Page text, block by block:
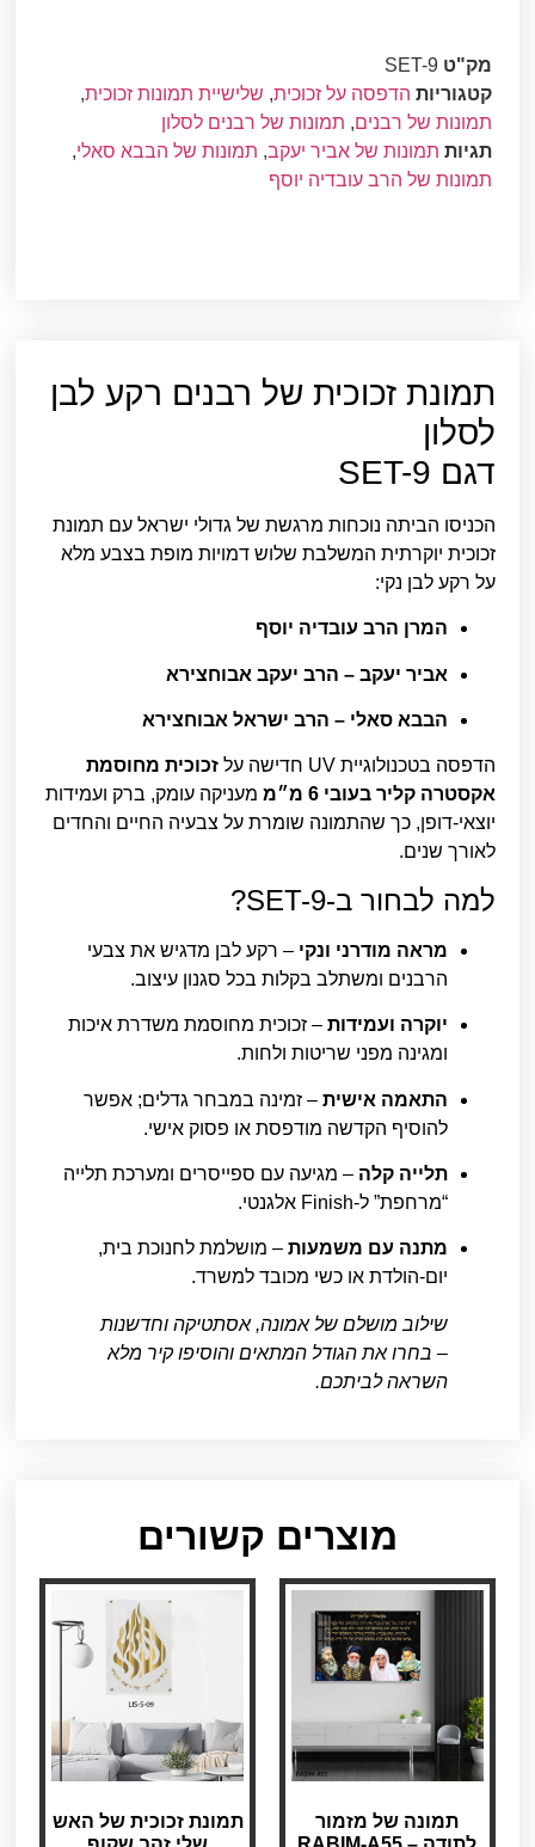
מק"טSET-9
קטגוריות הדפסה על זכוכית, שלישיית תמונות זכוכית,
תמונות של רבנים, תמונות של רבנים לסלון
תגיות תמונות של אביר יעקב, תמונות של הבבא סאלי,
תמונות של הרב עובדיה יוסף
תמונת זכוכית של רבנים רקע לבן
לסלון
דגם SET-9
הכניסו הביתה נוכחות מרגשת של גדולי ישראל עם תמונת
זכוכית יוקרתית המשלבת שלוש דמויות מופת בצבע מלא
על רקע לבן נקי:
המרן הרב עובדיה יוסף
אביר יעקב – הרב יעקב אבוחצירא
הבבא סאלי – הרב ישראל אבוחצירא
הדפסה בטכנולוגיית UV חדישה על
זכוכית מחוסמת
אקסטרה קליר בעובי 6 מ״מ
מעניקה עומק, ברק ועמידות
יוצאי-דופן, כך שהתמונה שומרת על צבעיה החיים והחדים
לאורך שנים.
למה לבחור ב-SET-9?
מראה מודרני ונקי – רקע לבן מדגיש את צבעי
הרבנים ומשתלב בקלות בכל סגנון עיצוב.
יוקרה ועמידות – זכוכית מחוסמת משדרת איכות
ומגינה מפני שריטות ולחות.
התאמה אישית – זמינה במבחר גדלים; אפשר
להוסיף הקדשה מודפסת או פסוק אישי.
תלייה קלה – מגיעה עם ספייסרים ומערכת תלייה
“מרחפת” ל-Finish אלגנטי.
מתנה עם משמעות – מושלמת לחנוכת בית,
יום-הולדת או כשי מכובד למשרד.
שילוב מושלם של אמונה, אסתטיקה וחדשנות
– בחרו את הגודל המתאים והוסיפו קיר מלא
השראה לביתכם.
מוצרים קשורים
תמונה של מזמור
תמונת זכוכית של האש